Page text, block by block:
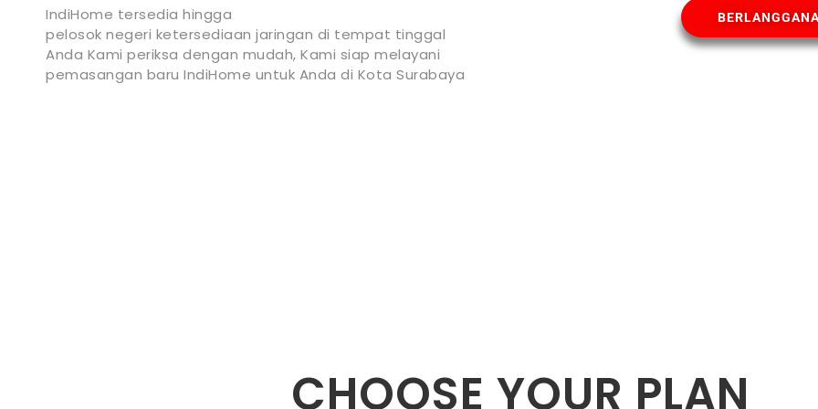
IndiHome tersedia hingga
pelosok negeri ketersediaan jaringan di tempat tinggal
Anda Kami periksa dengan mudah, Kami siap melayani
pemasangan baru IndiHome untuk Anda di Kota Surabaya
CHOOSE YOUR PLAN